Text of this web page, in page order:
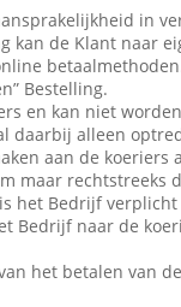
in
kan de Klant naar
Bestelling.
en kan niet
daarbij alleen
aan de
maar rechtstreeks
het Bedrijf
Bedrijf naar de
het betalen van